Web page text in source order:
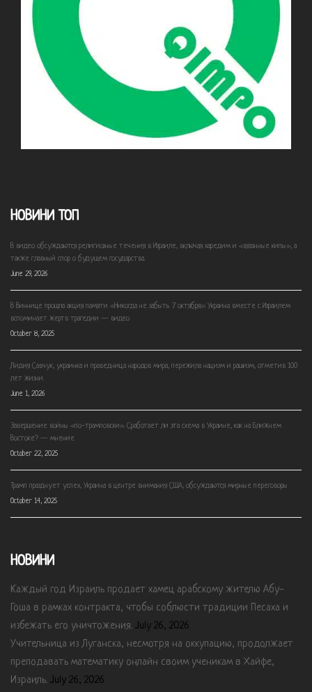
НОВИНИ ТОП
В видео обсуждаются религиозные течения в Израиле, включая харедим и «вязанные кипы», а
также главный спор о будущем государства.
June 29, 2026
В Виннице прошла акция памяти «Никогда не забыть 7 октября»: Украина вместе с Израилем
вспоминает жертв трагедии — видео
October 8, 2025
Лидия Савчук, украинка и праведница народов мира, пережила нацизм и рашизм, отметив 100
лет жизни.
June 1, 2026
Завершение войны «по-трамповски». Сработает ли эта схема в Украине, как на Ближнем
Востоке? — мнение
October 22, 2025
Трамп празднует успех, Украина в центре внимания США, обсуждаются мирные переговоры
October 14, 2025
НОВИНИ
Каждый год Израиль продает хамец арабскому жителю Абу-
Гоша в рамках контракта, чтобы соблюсти традиции Песаха и
избежать его уничтожения. July 26, 2026
Учительница из Луганска, несмотря на оккупацию, продолжает
преподавать математику онлайн своим ученикам в Хайфе,
Израиль. July 26, 2026